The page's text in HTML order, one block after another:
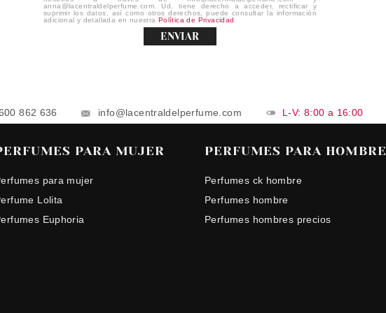
anna@lacentraldelperfume.com. Ud. tiene derecho a acceder, rectificar y
suprimir los datos, así como otros derechos, puede consultar la información
adicional y detallada en nuestra Política de Privacidad
ENVIAR
862 636 info@lacentraldelperfume.com L-V: 8:00 a 16:00
PARA MUJER
para mujer
Lolita
Euphoria
PERFUMES PARA HOMBRE
Perfumes ck hombre
Perfumes hombre
Perfumes hombres precios